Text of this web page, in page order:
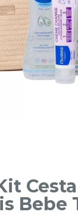
Cesta
Bebe